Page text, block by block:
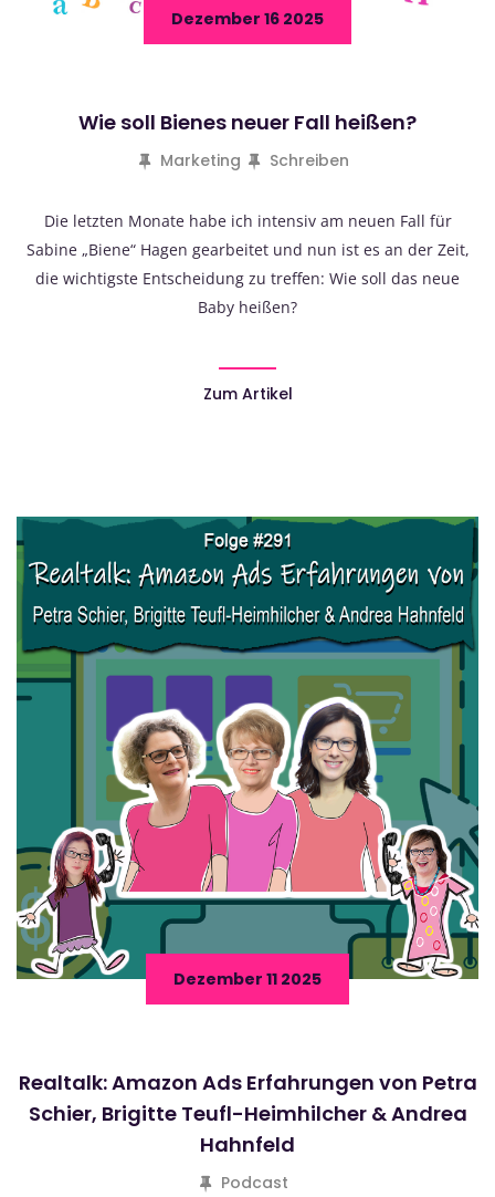
Dezember 16 2025
Wie soll Bienes neuer Fall heißen?
Marketing Schreiben
Die letzten Monate habe ich intensiv am neuen Fall für
Sabine „Biene“ Hagen gearbeitet und nun ist es an der Zeit,
die wichtigste Entscheidung zu treffen: Wie soll das neue
Baby heißen?
Zum Artikel
Dezember 11 2025
Realtalk: Amazon Ads Erfahrungen von Petra
Schier, Brigitte Teufl-Heimhilcher & Andrea
Hahnfeld
Podcast